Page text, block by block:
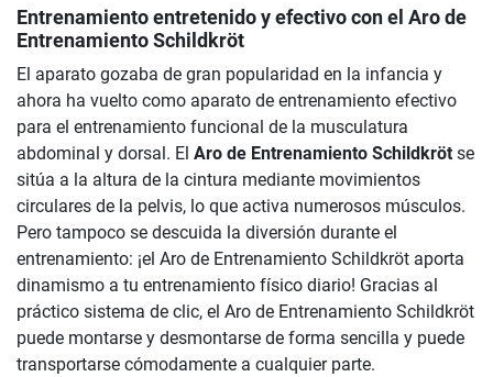
Entrenamiento entretenido y efectivo con el Aro de
Entrenamiento Schildkröt
El aparato gozaba de gran popularidad en la infancia y
ahora ha vuelto como aparato de entrenamiento efectivo
para el entrenamiento funcional de la musculatura
abdominal y dorsal. El Aro de Entrenamiento Schildkröt se
sitúa a la altura de la cintura mediante movimientos
circulares de la pelvis, lo que activa numerosos músculos.
Pero tampoco se descuida la diversión durante el
entrenamiento: ¡el Aro de Entrenamiento Schildkröt aporta
dinamismo a tu entrenamiento físico diario! Gracias al
práctico sistema de clic, el Aro de Entrenamiento Schildkröt
puede montarse y desmontarse de forma sencilla y puede
transportarse cómodamente a cualquier parte.